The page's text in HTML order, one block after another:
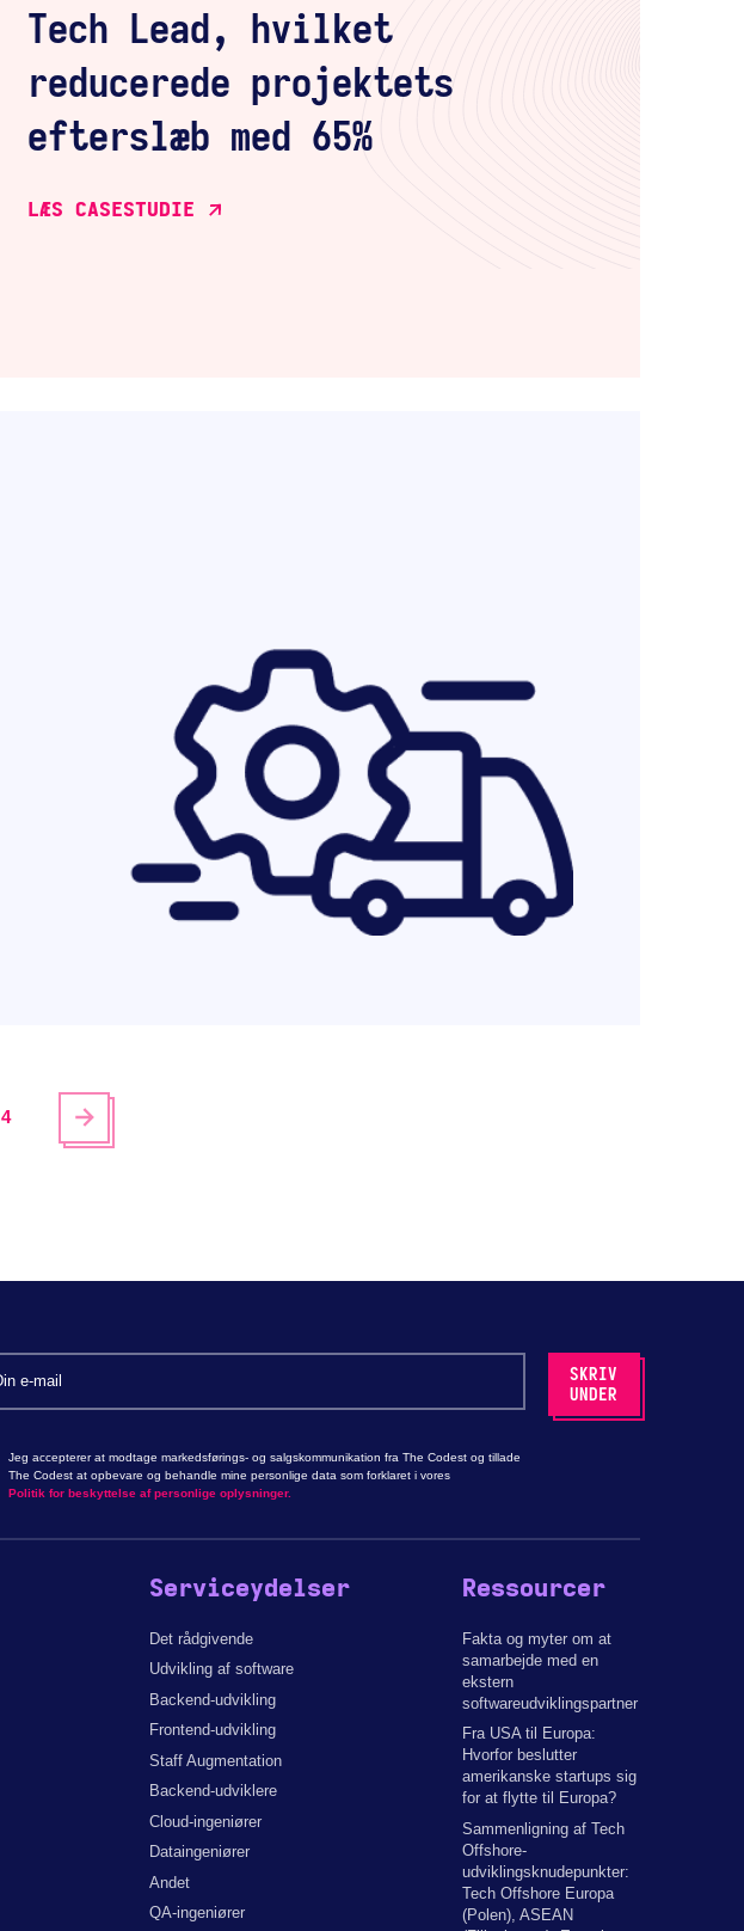
Tech Lead, hvilket
reducerede projektets
efterslæb med 65%
LÆS CASESTUDIE
4
Jeg accepterer at modtage markedsførings- og salgskommunikation fra The Codest og tillade
The Codest at opbevare og behandle mine personlige data som forklaret i vores
Politik for beskyttelse af personlige oplysninger.
Serviceydelser
Det rådgivende
Udvikling af software
Backend-udvikling
Frontend-udvikling
Staff Augmentation
Backend-udviklere
Cloud-ingeniører
Dataingeniører
Andet
QA-ingeniører
Ressourcer
Fakta og myter om at
samarbejde med en
ekstern
softwareudviklingspartner
Fra USA til Europa:
Hvorfor beslutter
amerikanske startups sig
for at flytte til Europa?
Sammenligning af Tech
Offshore-
udviklingsknudepunkter:
Tech Offshore Europa
(Polen), ASEAN